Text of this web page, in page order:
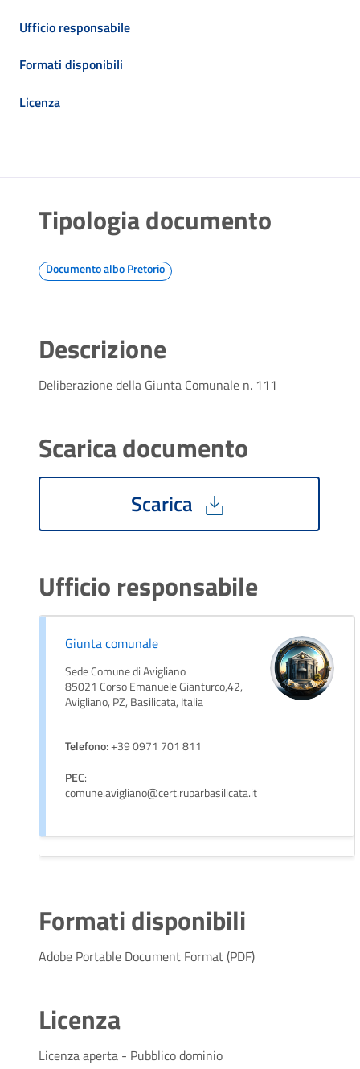
Ufficio responsabile
Formati disponibili
Licenza
Tipologia documento
Documento albo Pretorio
Descrizione
Deliberazione della Giunta Comunale n. 111
Scarica documento
Scarica
Ufficio responsabile
Giunta comunale
Sede Comune di Avigliano
85021 Corso Emanuele Gianturco,42,
Avigliano, PZ, Basilicata, Italia
Telefono: +39 0971 701 811
PEC:
comune.avigliano@cert.ruparbasilicata.it
Formati disponibili
Adobe Portable Document Format (PDF)
Licenza
Licenza aperta - Pubblico dominio